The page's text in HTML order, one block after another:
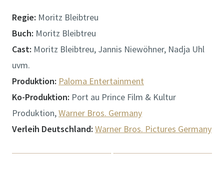
Regie: Moritz Bleibtreu
Buch: Moritz Bleibtreu
Cast: Moritz Bleibtreu, Jannis Niewöhner, Nadja Uhl
uvm.
Produktion: Paloma Entertainment
Ko-Produktion: Port au Prince Film & Kultur
Produktion,Warner Bros. Germany
Verleih Deutschland: Warner Bros. Pictures Germany